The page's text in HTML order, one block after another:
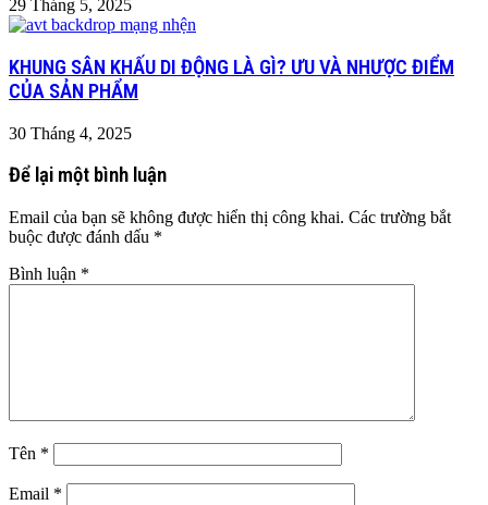
29 Tháng 5, 2025
KHUNG SÂN KHẤU DI ĐỘNG LÀ GÌ? ƯU VÀ NHƯỢC ĐIỂM
CỦA SẢN PHẨM
30 Tháng 4, 2025
Để lại một bình luận
Email của bạn sẽ không được hiển thị công khai. Các trường bắt
buộc được đánh dấu *
Bình luận *
Tên *
Email *